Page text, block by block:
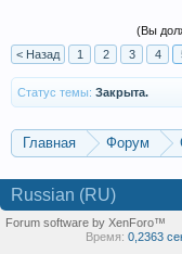
(Вы
< Назад
1 2 3 4
Статус темы: Закрыта.
Главная Форум
Russian (RU)
Forum software by XenForo™
Время: 0,2363